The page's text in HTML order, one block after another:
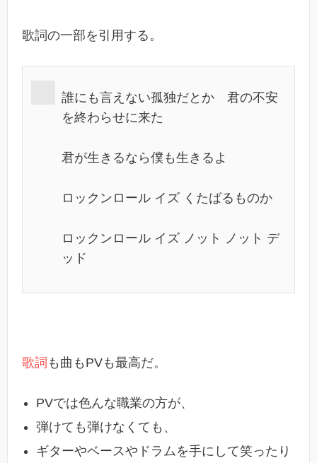
歌詞の一部を引用する。
誰にも言えない孤独だとか 君の不安
を終わらせに来た
君が生きるなら僕も生きるよ
ロックンロール イズ くたばるものか
ロックンロール イズ ノット ノット デ
ッド
歌詞 も曲もPVも最高だ。
PVでは色んな職業の方が、
弾けても弾けなくても、
ギターやベースやドラムを手にして笑ったり